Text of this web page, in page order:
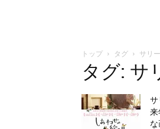
トップ タグ サリ
タグ: サ
サ
来